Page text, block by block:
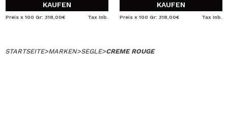
KAUFEN
Preis x 100 Gr: 318,00€ Tax Inb.
KAUFEN
Preis x 100 Gr: 318,00€ Tax Inb.
STARTSEITE>MARKEN>SEGLE>CREME ROUGE